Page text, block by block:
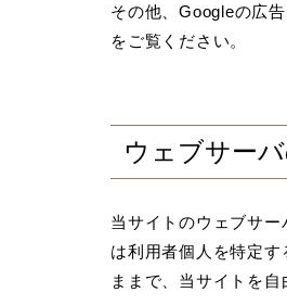
その他、Googleの広
をご覧ください。
ウェブサー
当サイトのウェブサ
は利用者個人を特定
ままで、当サイトを自